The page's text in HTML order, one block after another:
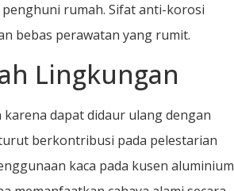
rumah. Sifat anti-korosi
bebas perawatan yang rumit.
Lingkungan
dapat didaur ulang dengan
berkontribusi pada pelestarian
kaca pada kusen aluminium